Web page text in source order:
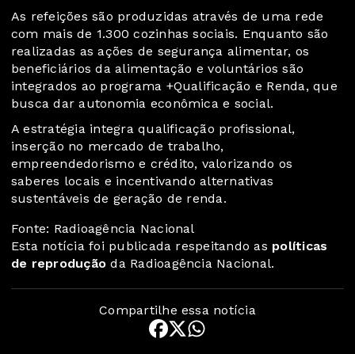
As refeições são produzidas através de uma rede
com mais de 1.300 cozinhas sociais. Enquanto são
realizadas as ações de segurança alimentar, os
beneficiários da alimentação e voluntários são
integrados ao programa +Qualificação e Renda, que
busca dar autonomia econômica e social.
A estratégia integra qualificação profissional,
inserção no mercado de trabalho,
empreendedorismo e crédito, valorizando os
saberes locais e incentivando alternativas
sustentáveis de geração de renda.
Fonte: Radioagência Nacional
Esta notícia foi publicada respeitando as políticas
de reprodução da Radioagência Nacional.
Compartilhe essa notícia